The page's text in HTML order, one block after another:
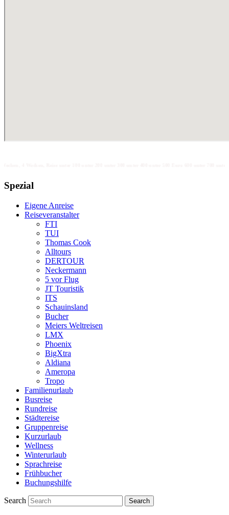
Spezial
Eigene Anreise
Reiseveranstalter
FTI
TUI
Thomas Cook
Alltours
DERTOUR
Neckermann
5 vor Flug
JT Touristik
ITS
Schauinsland
Bucher
Meiers Weltreisen
LMX
Phoenix
BigXtra
Aldiana
Ameropa
Tropo
Familienurlaub
Busreise
Rundreise
Städtereise
Gruppenreise
Kurzurlaub
Wellness
Winterurlaub
Sprachreise
Frühbucher
Buchungshilfe
Search